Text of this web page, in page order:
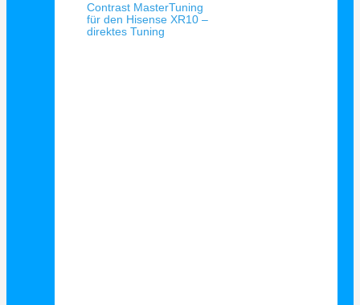
Contrast MasterTuning
für den Hisense XR10 –
direktes Tuning